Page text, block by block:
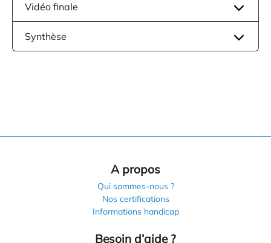
Vidéo finale
Synthèse
A propos
Qui sommes-nous ?
Nos certifications
Informations handicap
Besoin d’aide ?